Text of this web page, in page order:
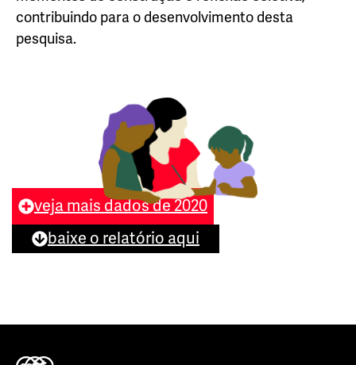
contribuindo para o desenvolvimento desta
pesquisa.
veja mais dados de 2020
baixe o relatório aqui